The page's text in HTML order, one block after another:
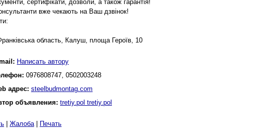
сертифікати, дозволи, а також гарантія!
вже чекають на Ваш дзвінок!
область, Калуш, площа Героїв, 10
Написать автору
0976808747, 0502003248
адрес: steelbudmontag.com
объявления: tretiy.pol tretiy.pol
Жалоба| Печать